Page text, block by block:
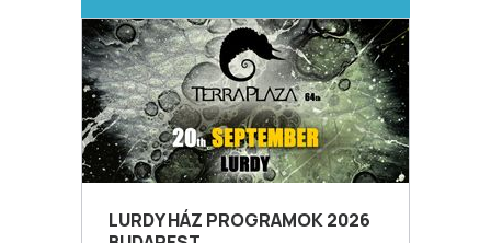
LURDY HÁZ PROGRAMOK 2026